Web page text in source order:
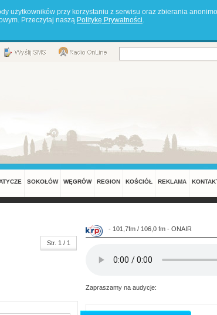
użytkowników przy korzystaniu z serwisu oraz zbierania
Przeczytaj naszą Politykę Prywatności.
SOKOŁÓW WĘGRÓW REGION KOŚCIÓŁ REKLAMA
Str. 1 / 1
- 101,7fm / 106,0 fm - ONAIR
Zapraszamy na audycje: